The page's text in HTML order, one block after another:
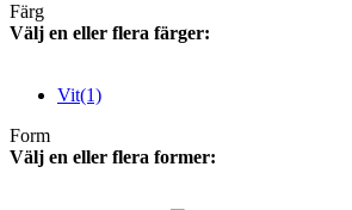
Färg
Välj en eller flera färger:
Vit(1)
Form
Välj en eller flera former: